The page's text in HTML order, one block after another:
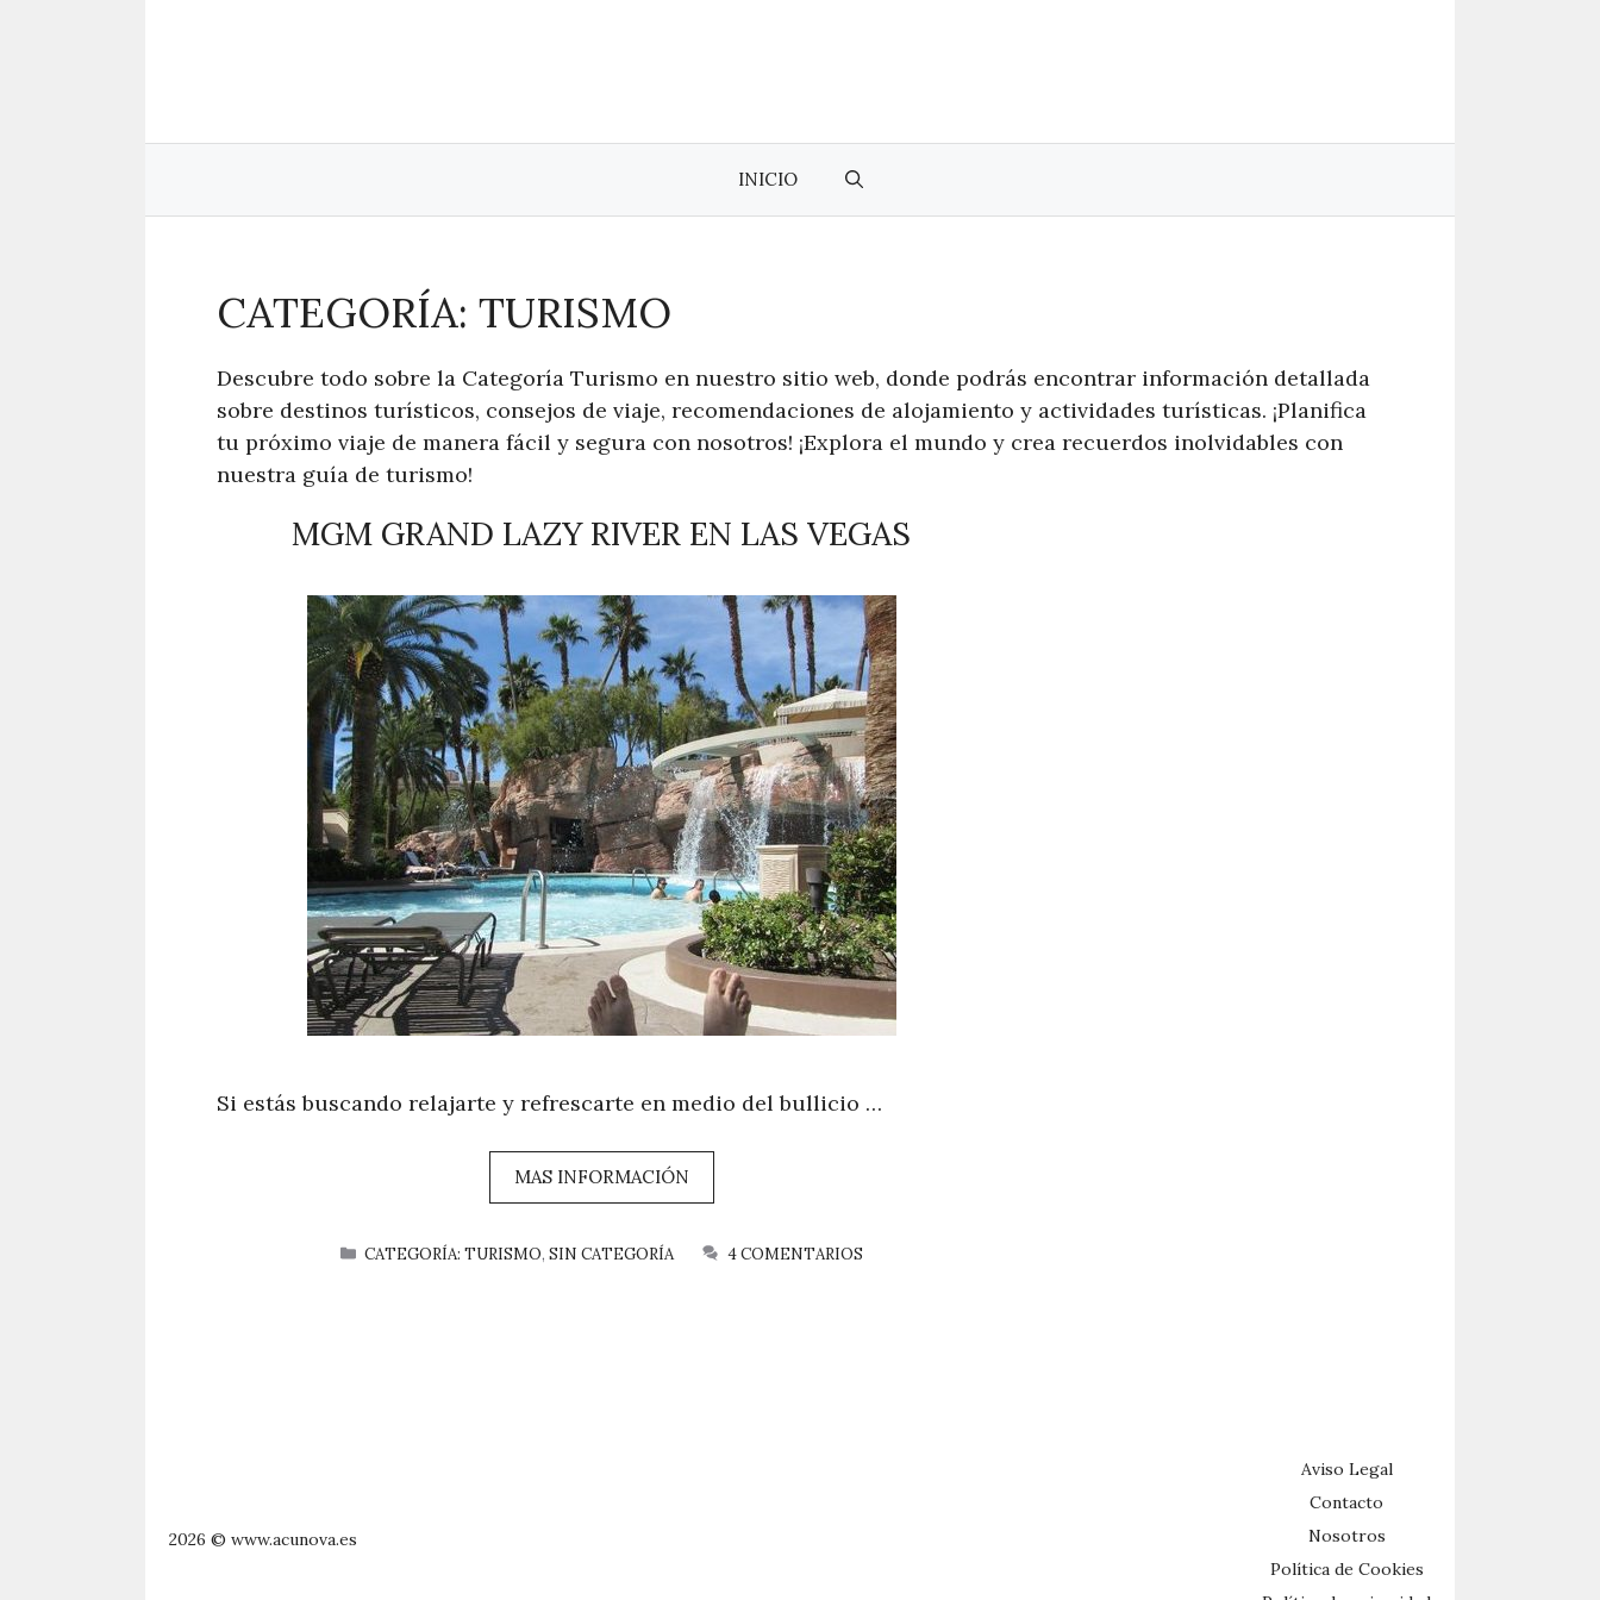
INICIO
CATEGORÍA: TURISMO
Descubre todo sobre la Categoría Turismo en nuestro sitio web, donde podrás encontrar información detallada
sobre destinos turísticos, consejos de viaje, recomendaciones de alojamiento y actividades turísticas. ¡Planifica
tu próximo viaje de manera fácil y segura con nosotros! ¡Explora el mundo y crea recuerdos inolvidables con
nuestra guía de turismo!
MGM GRAND LAZY RIVER EN LAS VEGAS
Si estás buscando relajarte y refrescarte en medio del bullicio …
MAS INFORMACIÓN
CATEGORÍAS
CATEGORÍA: TURISMO,SIN CATEGORÍA 4 COMENTARIOS
Aviso Legal
Contacto
Nosotros
Política de Cookies
2026 © www.acunova.es